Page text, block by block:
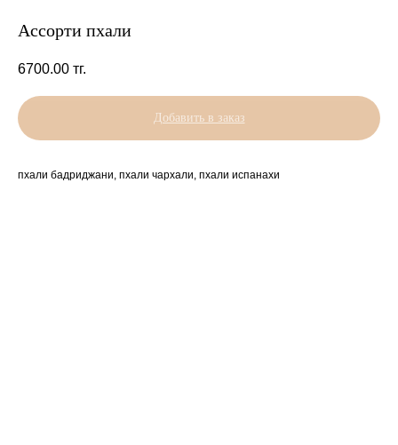
Ассорти пхали
6700.00 тг.
Добавить в заказ
пхали бадриджани, пхали чархали, пхали испанахи